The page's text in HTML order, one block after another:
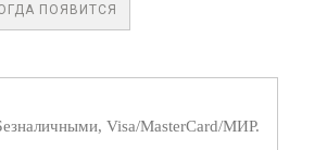
ПОЯВИТСЯ
Visa/MasterCard/МИР.